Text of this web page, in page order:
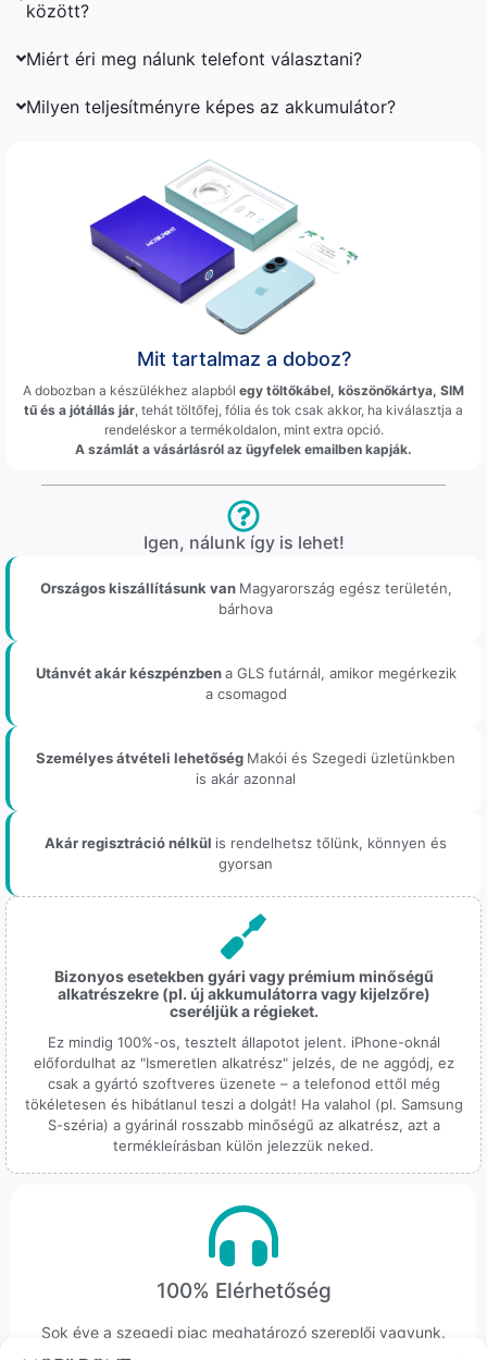
között?
Miért éri meg nálunk telefont választani?
Milyen teljesítményre képes az akkumulátor?
Mit tartalmaz a doboz?
A dobozban a készülékhez alapból egy töltőkábel, köszönőkártya, SIM
tű és a jótállás jár , tehát töltőfej, fólia és tok csak akkor, ha kiválasztja a
rendeléskor a termékoldalon, mint extra opció.
A számlát a vásárlásról az ügyfelek emailben kapják.
Igen, nálunk így is lehet!
Országos kiszállításunk van Magyarország egész területén,
bárhova
Utánvét akár készpénzbena GLS futárnál, amikor megérkezik
a csomagod
Személyes átvételi lehetőség Makói és Szegedi üzletünkben
is akár azonnal
Akár regisztráció nélkül is rendelhetsz tőlünk, könnyen és
gyorsan
Bizonyos esetekben gyári vagy prémium minőségű
alkatrészekre (pl. új akkumulátorra vagy kijelzőre)
cseréljük a régieket.
Ez mindig 100%-os, tesztelt állapotot jelent. iPhone-oknál
előfordulhat az "Ismeretlen alkatrész" jelzés, de ne aggódj, ez
csak a gyártó szoftveres üzenete – a telefonod ettől még
tökéletesen és hibátlanul teszi a dolgát! Ha valahol (pl. Samsung
S-széria) a gyárinál rosszabb minőségű az alkatrész, azt a
termékleírásban külön jelezzük neked.
100% Elérhetőség
Sok éve a szegedi piac meghatározó szereplői vagyunk.
Nem egy arctalan webshop vagyunk: ha kérdésed van, élő